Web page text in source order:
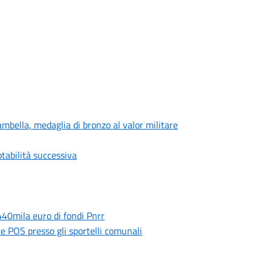
medaglia di bronzo al valor militare
successiva
euro di fondi Pnrr
POS presso gli sportelli comunali